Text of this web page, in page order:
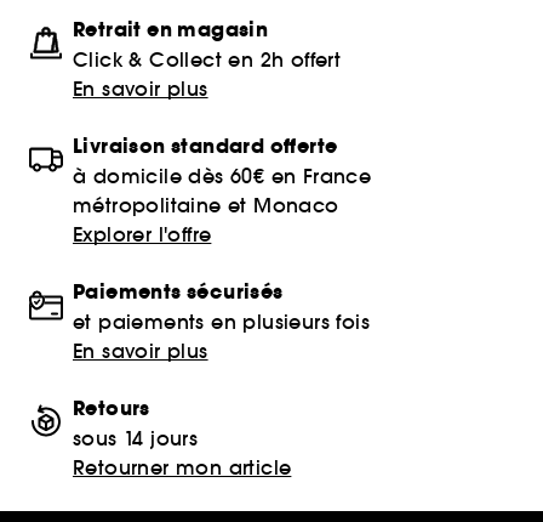
Retrait en magasin
Click & Collect en 2h offert
En savoir plus
Livraison standard offerte
à domicile dès 60€ en France
métropolitaine et Monaco
Explorer l'offre
Paiements sécurisés
et paiements en plusieurs fois
En savoir plus
Retours
sous 14 jours
Retourner mon article